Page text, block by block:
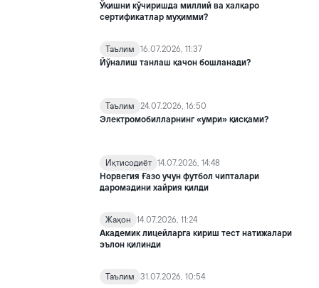
Ўқишни кўчиришда миллий ва халқаро
сертификатлар муҳимми?
Таълим
16.07.2026, 11:37
Йўналиш танлаш қачон бошланади?
Таълим
24.07.2026, 16:50
Электромобилларнинг «умри» қисқами?
Иқтисодиёт 14.07.2026, 14:48
Норвегия Ғазо учун футбол чипталари
даромадини хайрия қилди
Жаҳон
14.07.2026, 11:24
Академик лицейларга кириш тест натижалари
эълон қилинди
Таълим 31.07.2026, 10:54